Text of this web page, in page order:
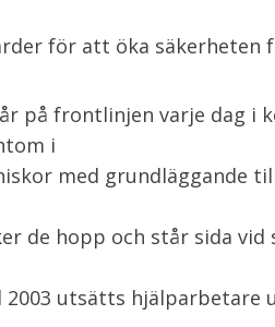
för att öka säkerheten
på frontlinjen varje dag i
i
med grundläggande
de hopp och står sida vid
utsätts